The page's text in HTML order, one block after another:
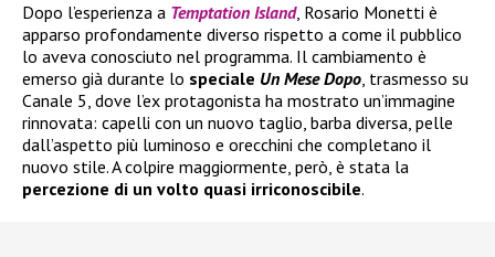
Dopo l’esperienza a Temptation Island, Rosario Monetti è
apparso profondamente diverso rispetto a come il pubblico
lo aveva conosciuto nel programma. Il cambiamento è
emerso già durante lo speciale Un Mese Dopo, trasmesso su
Canale 5, dove l’ex protagonista ha mostrato un’immagine
rinnovata: capelli con un nuovo taglio, barba diversa, pelle
dall’aspetto più luminoso e orecchini che completano il
nuovo stile. A colpire maggiormente, però, è stata la
percezione di un volto quasi irriconoscibile.